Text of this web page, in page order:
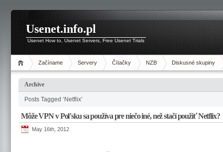
Usenet.info.pl
Usenet How to, Usenet Servers, Free Usenet Trials
Začíname Servery Čítačky NZB Diskusné skupiny
Archive
Posts Tagged ‘Netflix’
Môže VPN v Poľsku sa používa pre niečo iné, než stačí použiť Netflix?
May 16th, 2012